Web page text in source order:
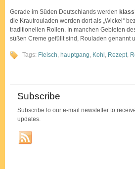
Gerade im Süden Deutschlands werden
die Krautrouladen werden dort als „Wickel“
traditionellen Rollen. In manchen Gebieten
süßen Creme gefüllt sind, Rouladen genannt
Tags: Fleisch hauptgang Kohl Rezept
Subscribe
Subscribe to our e-mail newsletter to
updates.